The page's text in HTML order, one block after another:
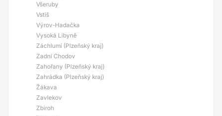
Všeruby
Vstiš
Výrov-Hadačka
Vysoká Libyně
Záchlumí (Plzeňský kraj)
Zadní Chodov
Zahořany (Plzeňský kraj)
Zahrádka (Plzeňský kraj)
Žákava
Zavlekov
Zbiroh